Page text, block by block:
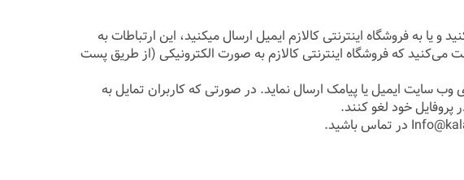
به فروشگاه اینترنتی کالازم ایمیل ارسال میکنید، این ارتباطات به
که فروشگاه اینترنتی کالازم به صورت الکترونیکی (از طریق پست
سایت ایمیل یا پیامک ارسال نماید. در صورتی که کاربران تمایل به
پروفایل خود لغو کنند.